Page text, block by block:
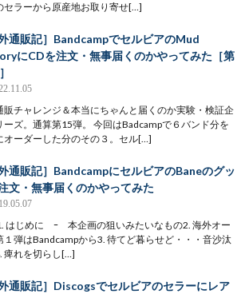
セラーから原産地お取り寄せ[…]
外通販記］BandcampでセルビアのMud
にCDを注文・無事届くのかやってみた［第
販チャレンジ＆本当にちゃんと届くのか実験・検証企
ーズ。通算第15弾。 今回はBadcampで６バンド分を
オーダーした分のその３。セル[…]
外通販記］BandcampにセルビアのBaneのグッ
文・無事届くのかやってみた
はじめに ｰ 本企画の狙いみたいなもの2. 海外オー
１弾はBandcampから3. 待てど暮らせど・・・音沙汰
痺れを切らし[…]
外通販記］Discogsでセルビアのセラーにレア